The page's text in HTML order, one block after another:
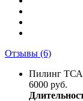
Отзывы (6)
Пилинг ТСА
6000 руб.